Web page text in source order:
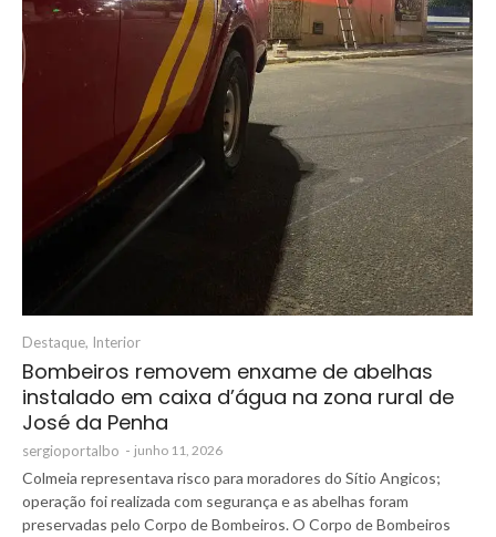
Destaque, Interior
Bombeiros removem enxame de abelhas
instalado em caixa d’água na zona rural de
José da Penha
sergioportalbo - junho 11, 2026
Colmeia representava risco para moradores do Sítio Angicos;
operação foi realizada com segurança e as abelhas foram
preservadas pelo Corpo de Bombeiros. O Corpo de Bombeiros